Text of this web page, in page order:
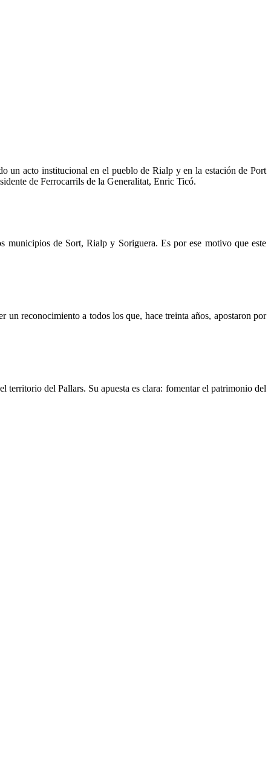
un acto institucional en el pueblo de Rialp y en la estación de Port
de Ferrocarrils de la Generalitat, Enric Ticó.
municipios de Sort, Rialp y Soriguera. Es por ese motivo que este
reconocimiento a todos los que, hace treinta años, apostaron por
del Pallars. Su apuesta es clara: fomentar el patrimonio del